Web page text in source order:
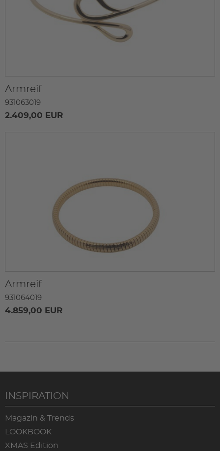
Armreif
931063019
2.409,00 EUR
Armreif
931064019
4.859,00 EUR
INSPIRATION
Magazin & Trends
LOOKBOOK
XMAS Edition